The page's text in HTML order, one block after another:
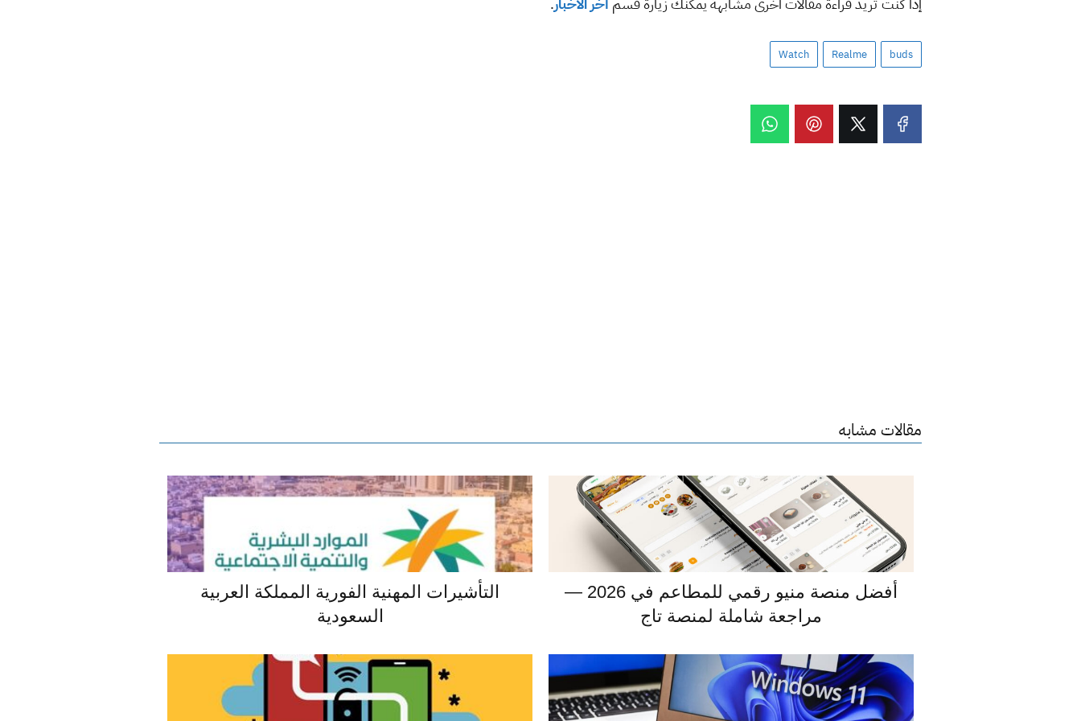
buds
Realme
Watch
مقالات مشابه
أفضل منصة منيو رقمي للمطاعم في 2026 —
مراجعة شاملة لمنصة تاج
التأشيرات المهنية الفورية المملكة العربية
السعودية